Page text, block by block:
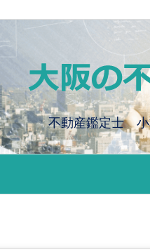
不動産鑑定士 小